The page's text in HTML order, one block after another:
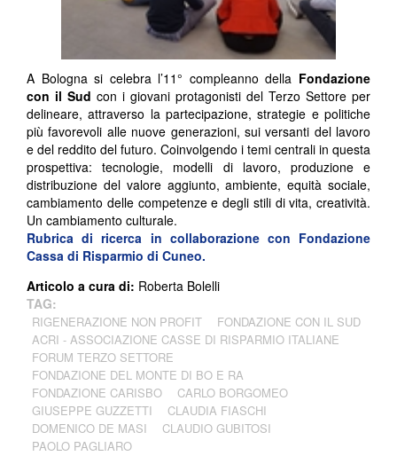
A Bologna si celebra l’11° compleanno della Fondazione
con il Sud con i giovani protagonisti del Terzo Settore per
delineare, attraverso la partecipazione, strategie e politiche
più favorevoli alle nuove generazioni, sui versanti del lavoro
e del reddito del futuro. Coinvolgendo i temi centrali in questa
prospettiva: tecnologie, modelli di lavoro, produzione e
distribuzione del valore aggiunto, ambiente, equità sociale,
cambiamento delle competenze e degli stili di vita, creatività.
Un cambiamento culturale.
Rubrica di ricerca in collaborazione con Fondazione
Cassa di Risparmio di Cuneo.
Articolo a cura di: Roberta Bolelli
TAG:
RIGENERAZIONE NON PROFIT
FONDAZIONE CON IL SUD
ACRI - ASSOCIAZIONE CASSE DI RISPARMIO ITALIANE
FORUM TERZO SETTORE
FONDAZIONE DEL MONTE DI BO E RA
FONDAZIONE CARISBO
CARLO BORGOMEO
GIUSEPPE GUZZETTI
CLAUDIA FIASCHI
DOMENICO DE MASI
CLAUDIO GUBITOSI
PAOLO PAGLIARO